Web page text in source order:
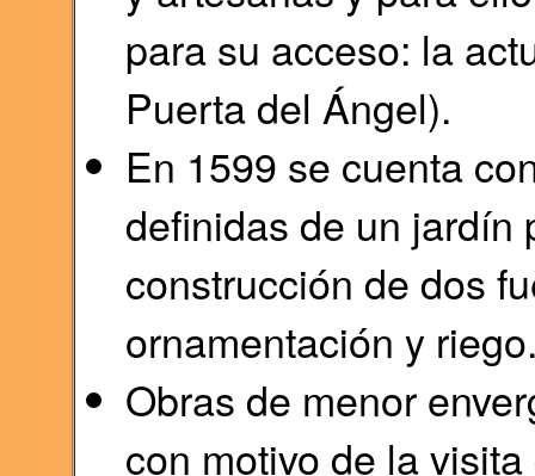
para su acceso: la
Puerta del Ángel).
En 1599 se cuenta
definidas de un jardín
construcción de dos
ornamentación y
Obras de menor
con motivo de la